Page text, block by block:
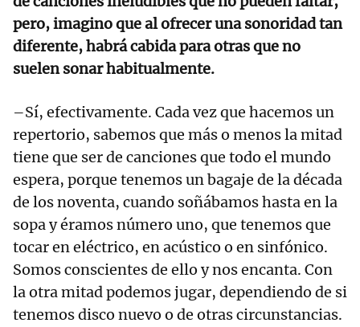
pero, imagino que al ofrecer una sonoridad tan
diferente, habrá cabida para otras que no
suelen sonar habitualmente.
–Sí, efectivamente. Cada vez que hacemos un
repertorio, sabemos que más o menos la mitad
tiene que ser de canciones que todo el mundo
espera, porque tenemos un bagaje de la década
de los noventa, cuando soñábamos hasta en la
sopa y éramos número uno, que tenemos que
tocar en eléctrico, en acústico o en sinfónico.
Somos conscientes de ello y nos encanta. Con
la otra mitad podemos jugar, dependiendo de si
tenemos disco nuevo o de otras circunstancias.